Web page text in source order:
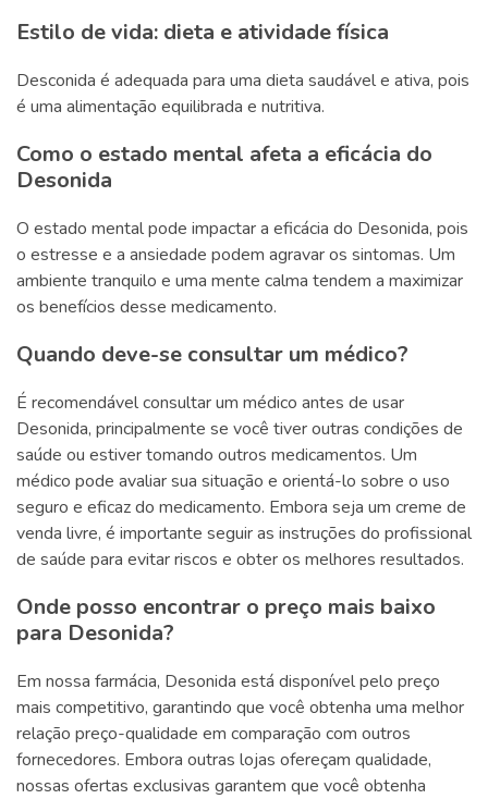
Estilo de vida: dieta e atividade física
Desconida é adequada para uma dieta saudável e ativa, pois
é uma alimentação equilibrada e nutritiva.
Como o estado mental afeta a eficácia do
Desonida
O estado mental pode impactar a eficácia do Desonida, pois
o estresse e a ansiedade podem agravar os sintomas. Um
ambiente tranquilo e uma mente calma tendem a maximizar
os benefícios desse medicamento.
Quando deve-se consultar um médico?
É recomendável consultar um médico antes de usar
Desonida, principalmente se você tiver outras condições de
saúde ou estiver tomando outros medicamentos. Um
médico pode avaliar sua situação e orientá-lo sobre o uso
seguro e eficaz do medicamento. Embora seja um creme de
venda livre, é importante seguir as instruções do profissional
de saúde para evitar riscos e obter os melhores resultados.
Onde posso encontrar o preço mais baixo
para Desonida?
Em nossa farmácia, Desonida está disponível pelo preço
mais competitivo, garantindo que você obtenha uma melhor
relação preço-qualidade em comparação com outros
fornecedores. Embora outras lojas ofereçam qualidade,
nossas ofertas exclusivas garantem que você obtenha